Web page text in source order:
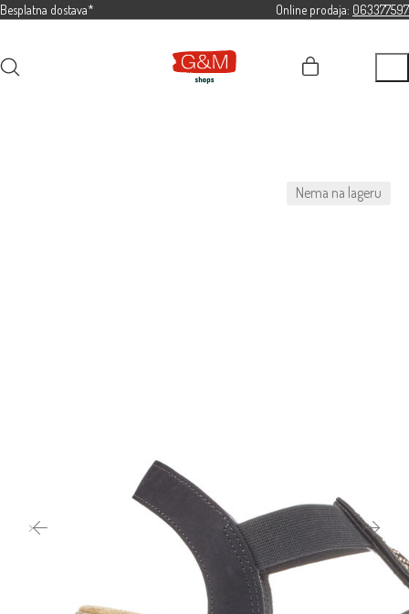
Besplatna dostava* Online prodaja: 063377597
Nema na lageru